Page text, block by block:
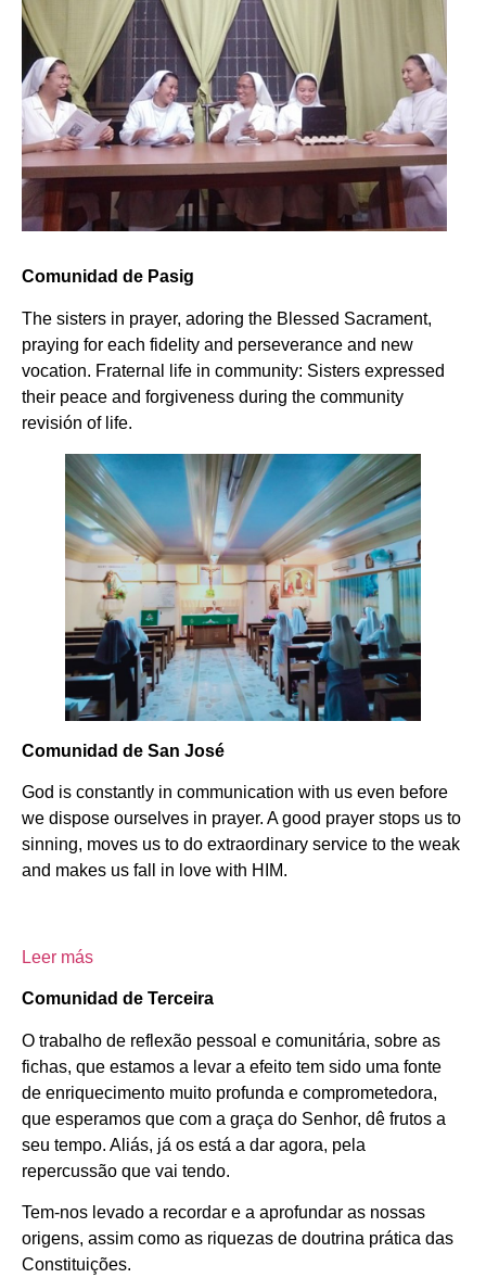
Comunidad de Pasig
The sisters in prayer, adoring the Blessed Sacrament,
praying for each fidelity and perseverance and new
vocation. Fraternal life in community: Sisters expressed
their peace and forgiveness during the community
revisión of life.
Comunidad de San José
God is constantly in communication with us even before
we dispose ourselves in prayer. A good prayer stops us to
sinning, moves us to do extraordinary service to the weak
and makes us fall in love with HIM.
Leer más
Comunidad de Terceira
O trabalho de reflexão pessoal e comunitária, sobre as
fichas, que estamos a levar a efeito tem sido uma fonte
de enriquecimento muito profunda e comprometedora,
que esperamos que com a graça do Senhor, dê frutos a
seu tempo. Aliás, já os está a dar agora, pela
repercussão que vai tendo.
Tem-nos levado a recordar e a aprofundar as nossas
origens, assim como as riquezas de doutrina prática das
Constituições.